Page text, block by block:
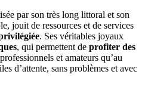
par son très long littoral et son
jouit de ressources et de services
. Ses véritables joyaux
, qui permettent de profiter des
et amateurs qu’au
d’attente, sans problèmes et avec